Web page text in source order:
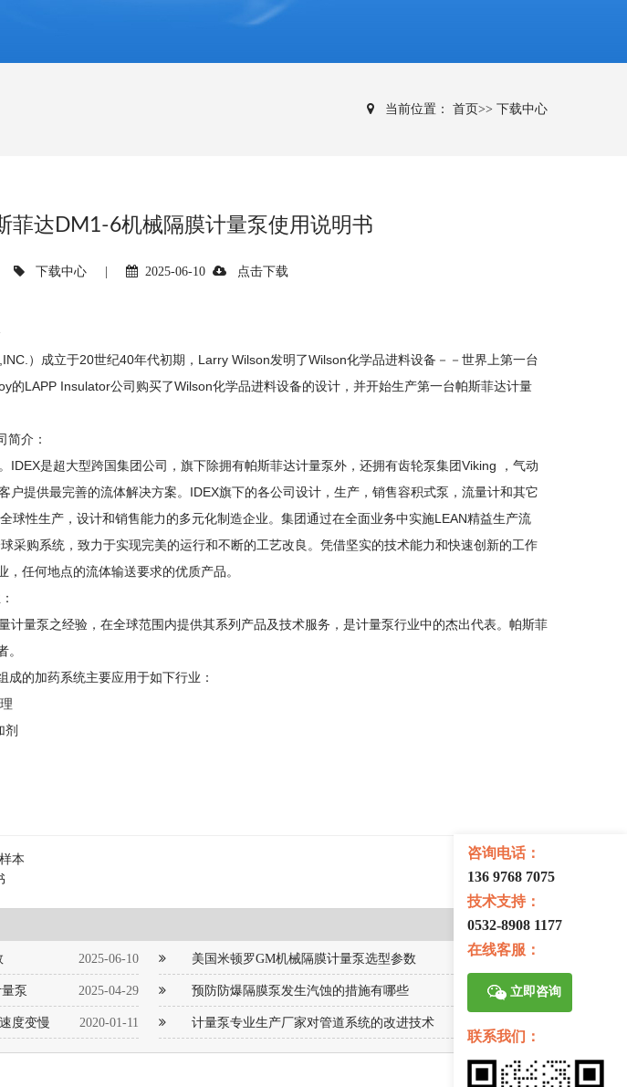
当前位置： 首页>> 下载中心
菲达DM1-6机械隔膜计量泵使用说明书
下载中心| 2025-06-10 点击下载
）成立于20世纪40年代初期，Larry Wilson发明了Wilson化学品进料设备－－世界上第一台
的LAPP Insulator公司购买了Wilson化学品进料设备的设计，并开始生产第一台帕斯菲达计量
简介：
IDEX是超大型跨国集团公司，旗下除拥有帕斯菲达计量泵外，还拥有齿轮泵集团Viking ，气动
户提供最完善的流体解决方案。IDEX旗下的各公司设计，生产，销售容积式泵，流量计和其它
球性生产，设计和销售能力的多元化制造企业。集团通过在全面业务中实施LEAN精益生产流
采购系统，致力于实现完美的运行和不断的工艺改良。凭借坚实的技术能力和快速创新的工作
任何地点的流体输送要求的优质产品。
计量泵之经验，在全球范围内提供其系列产品及技术服务，是计量泵行业中的杰出代表。帕斯菲
的加药系统主要应用于如下行业：
本
2025-06-10 2025-06-10
美国米顿罗GM机械隔膜计量泵选型参数
2025-04-29
泵 2020-01-11
预防防爆隔膜泵发生汽蚀的措施有哪些
2020-01-11
度变慢 计量泵专业生产厂家对管道系统的改进技术
咨询电话：
136 9768 7075
技术支持：
0532-8908 1177
在线客服：
立即咨询
联系我们：